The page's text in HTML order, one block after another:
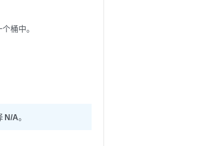
桶中。
N/A。